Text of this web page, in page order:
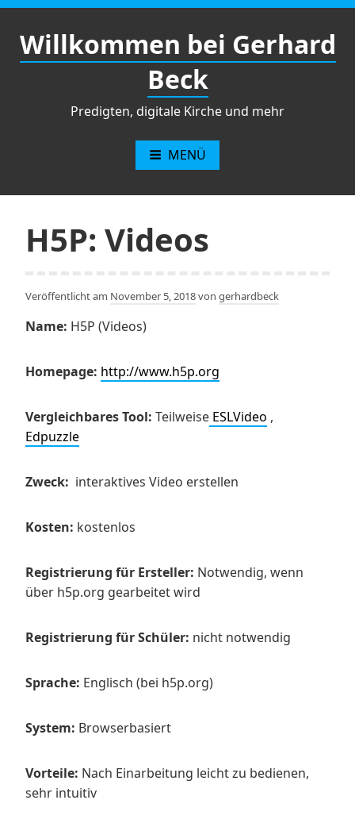
Zum
springen
Willkommen bei Gerhard
Beck
Predigten, digitale Kirche und mehr
MENÜ
H5P: Videos
Veröffentlicht am November 5, 2018von gerhardbeck
Name: H5P (Videos)
Homepage: http://www.h5p.org
Vergleichbares Tool: Teilweise ESLVideo ,
Edpuzzle
Zweck: interaktives Video erstellen
Kosten: kostenlos
Registrierung für Ersteller: Notwendig, wenn
über h5p.org gearbeitet wird
Registrierung für Schüler: nicht notwendig
Sprache: Englisch (bei h5p.org)
System: Browserbasiert
Vorteile: Nach Einarbeitung leicht zu bedienen,
sehr intuitiv